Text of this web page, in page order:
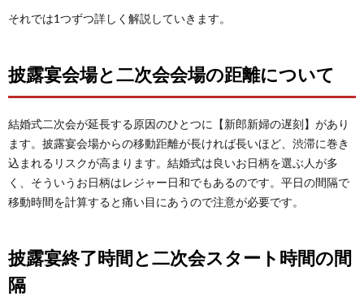
それでは1つずつ詳しく解説していきます。
披露宴会場と二次会会場の距離について
結婚式二次会が延長する原因のひとつに【新郎新婦の遅刻】があり
ます。披露宴会場からの移動距離が長ければ長いほど、渋滞に巻き
込まれるリスクが高まります。結婚式は良いお日柄を選ぶ人が多
く、そういうお日柄はレジャー日和でもあるのです。平日の間隔で
移動時間を計算すると痛い目にあうので注意が必要です。
披露宴終了時間と二次会スタート時間の間
隔